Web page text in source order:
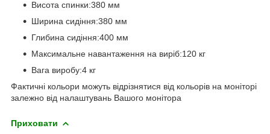
Висота спинки:380 мм
Ширина сидіння:380 мм
Глибина сидіння:400 мм
Максимальне навантаження на виріб:120 кг
Вага виробу:4 кг
Фактичні кольори можуть відрізнятися від кольорів на моніторі
залежно від налаштувань Вашого монітора
Приховати